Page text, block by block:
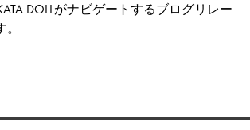
DOLLがナビゲートするブログリレー